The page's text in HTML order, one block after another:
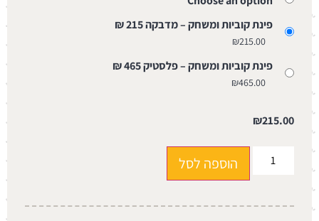
פינת קוביות ומשחק – מדבקה 215 ₪
₪215.00
פינת קוביות ומשחק – פלסטיק 465 ₪
₪465.00
₪215.00
הוספה לסל